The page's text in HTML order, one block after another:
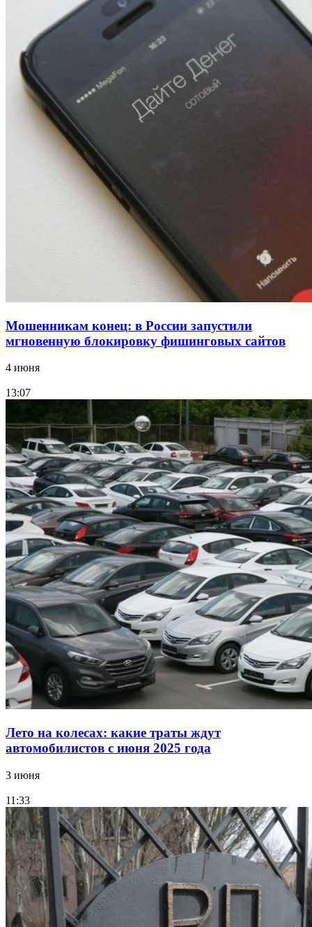
334 учреждения под контролем: в Волгограде
проверяют готовность школ и детсадов к
учебному году
13:47
Покушение на убийство в Волгограде: девушка
напала на незнакомую женщину с ножом
Сладкий праздник в Волгограде: в Центральном
парке прошёл фестиваль „Арбузный переполох“
Мошенникам конец: в России запустили
мгновенную блокировку фишинговых сайтов
4 июня
13:07
Лето на колесах: какие траты ждут
автомобилистов с июня 2025 года
3 июня
11:33